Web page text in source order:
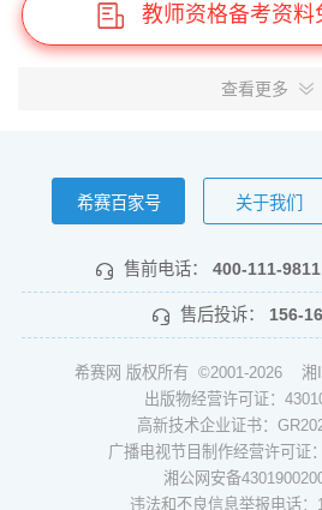
教师资格备考资料
查看更多
希赛百家号 关于我们
售前电话： 400-111-9811
售后投诉： 156-
希赛网 版权所有 ©2001-2026 湘
出版物经营许可证：
高新技术企业证书：
广播电视节目制作经营许可证
湘公网安备
违法和不良信息举报电话：